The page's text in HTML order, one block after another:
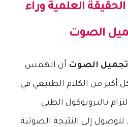
العلمية وراء
الصوت
الصوت أن الهمس
أكبر من الكلام الطبيعي في
بالبروتوكول الطبي
إلى النتيجة الصوتية